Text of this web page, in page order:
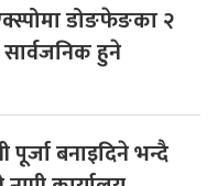
डोङफेङका २
हुने
पूर्जा बनाइदिने भन्दै